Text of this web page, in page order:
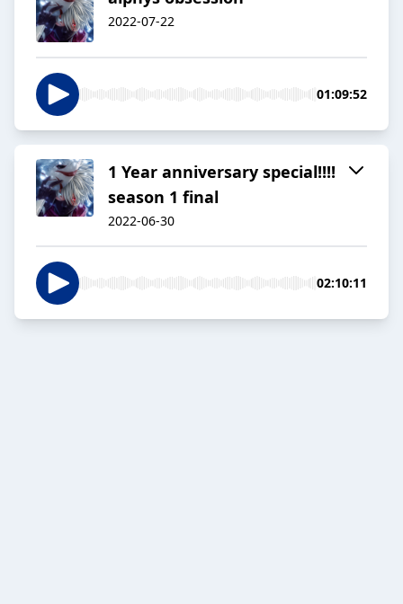
2022-07-22
01:09:52
1 Year anniversary special!!!!
season 1 final
2022-06-30
02:10:11